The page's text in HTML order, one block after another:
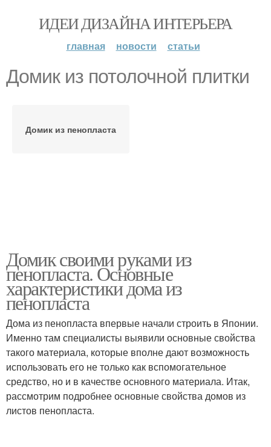
ИДЕИ ДИЗАЙНА ИНТЕРЬЕРА
главная новости статьи
Домик из потолочной плитки
Домик из пенопласта
Домик своими руками из
пенопласта. Основные
характеристики дома из
пенопласта
Дома из пенопласта впервые начали строить в Японии.
Именно там специалисты выявили основные свойства
такого материала, которые вполне дают возможность
использовать его не только как вспомогательное
средство, но и в качестве основного материала. Итак,
рассмотрим подробнее основные свойства домов из
листов пенопласта.